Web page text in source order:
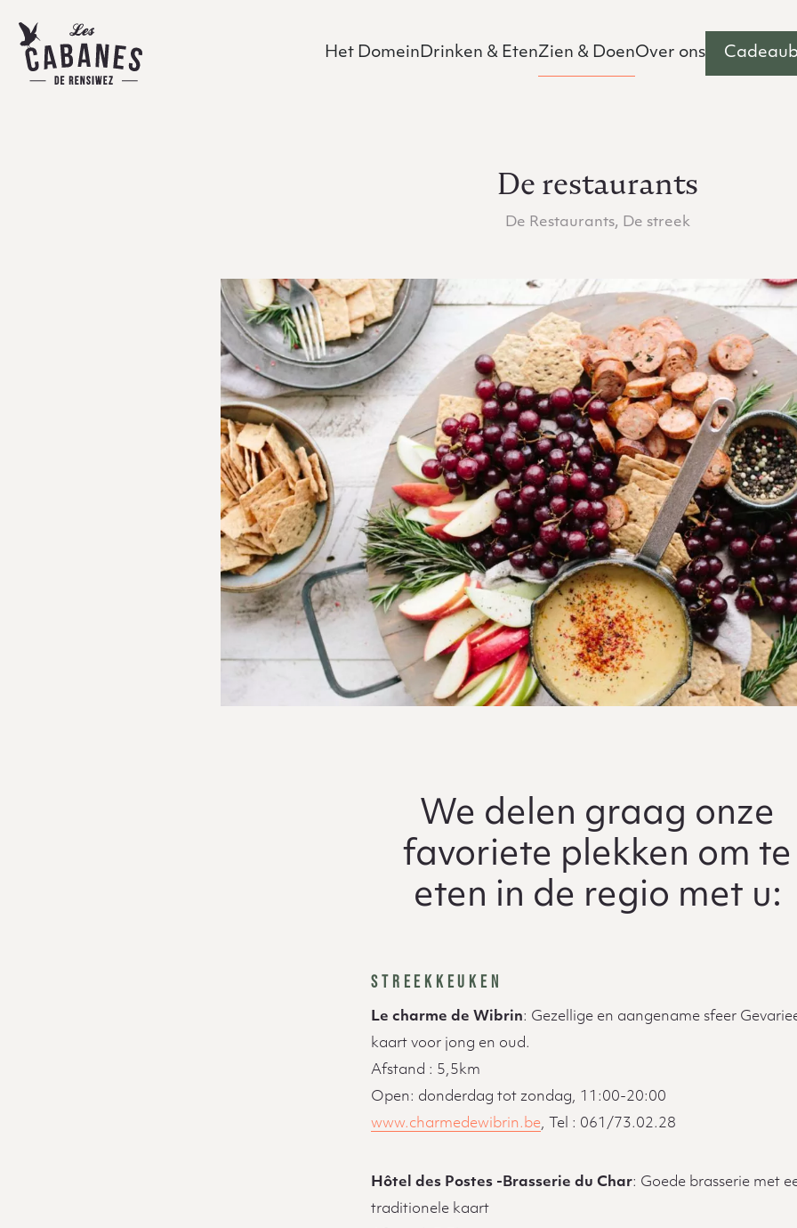
Main Menu
Het Domein Drinken & EtenZien & DoenOver ons
De restaurants
De Restaurants, De streek
We delen graag onze
favoriete plekken om te
eten in de regio met u:
STREEKKEUKEN
Le charme de Wibrin: Gezellige en aangename sfeer
kaart voor jong en oud.
Afstand : 5,5km
Open: donderdag tot zondag, 11:00-20:00
www.charmedewibrin.be, Tel : 061/73.02.28
Hôtel des Postes -Brasserie du Char: Goede brasserie met
traditionele kaart